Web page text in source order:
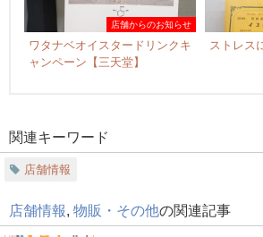
店舗からのお知らせ
ワタナベオイスタードリンクキ
ャンペーン【三天堂】
ストレス
関連キーワード
店舗情報
店舗情報 物販・その他の関連記事